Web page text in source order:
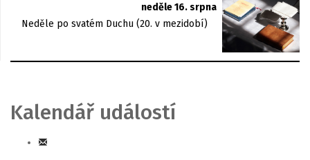
neděle 16. srpna
Neděle po svatém Duchu (20. v mezidobí)
Kalendář událostí